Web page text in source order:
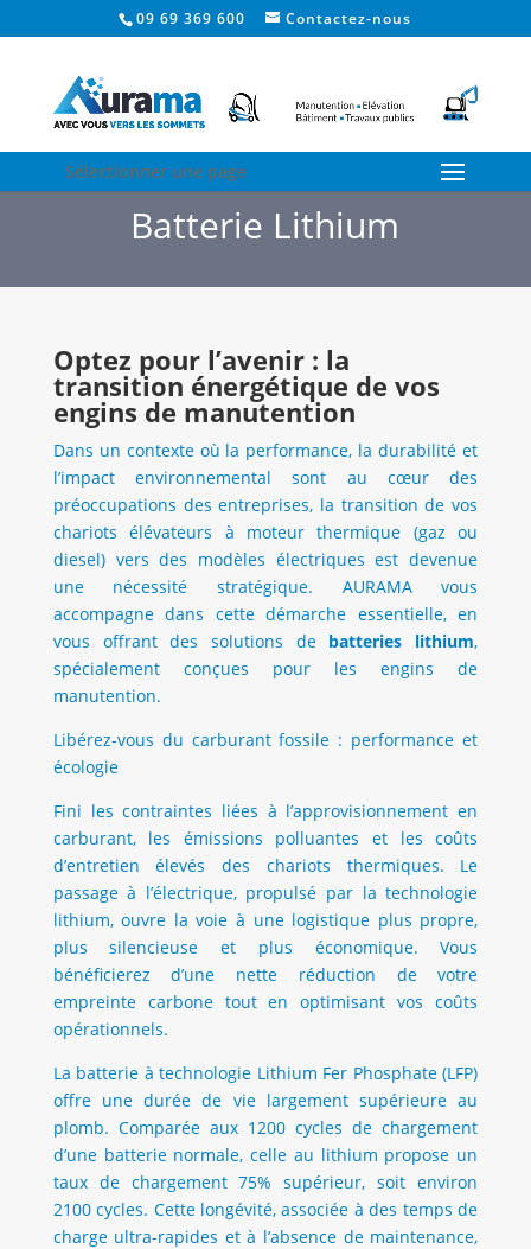
09 69 369 600 Contactez-nous
Sélectionner une page
Batterie Lithium
Optez pour l’avenir : la
transition énergétique de vos
engins de manutention
Dans un contexte où la performance, la durabilité et
l’impact environnemental sont au cœur des
préoccupations des entreprises, la transition de vos
chariots élévateurs à moteur thermique (gaz ou
diesel) vers des modèles électriques est devenue
une nécessité stratégique. AURAMA vous
accompagne dans cette démarche essentielle, en
vous offrant des solutions de batteries lithium,
spécialement conçues pour les engins de
manutention.
Libérez-vous du carburant fossile : performance et
écologie
Fini les contraintes liées à l’approvisionnement en
carburant, les émissions polluantes et les coûts
d’entretien élevés des chariots thermiques. Le
passage à l’électrique, propulsé par la technologie
lithium, ouvre la voie à une logistique plus propre,
plus silencieuse et plus économique. Vous
bénéficierez d’une nette réduction de votre
empreinte carbone tout en optimisant vos coûts
opérationnels.
La batterie à technologie Lithium Fer Phosphate (LFP)
offre une durée de vie largement supérieure au
plomb. Comparée aux 1200 cycles de chargement
d’une batterie normale, celle au lithium propose un
taux de chargement 75% supérieur, soit environ
2100 cycles. Cette longévité, associée à des temps de
charge ultra-rapides et à l’absence de maintenance,